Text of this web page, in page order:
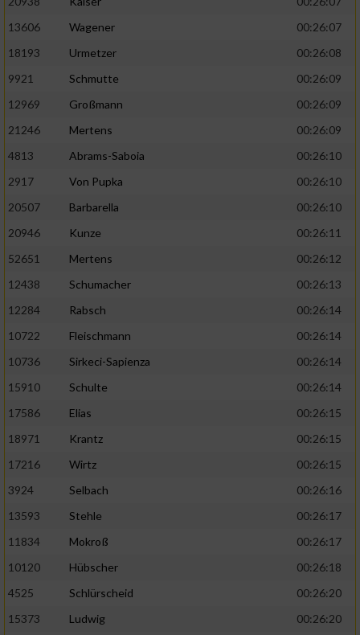
13606
Wagener
00:26:07
18193
Urmetzer
00:26:08
9921
Schmutte
00:26:09
12969
Großmann
00:26:09
21246
Mertens
00:26:09
4813
Abrams-Saboia
00:26:10
2917
Von Pupka
00:26:10
20507
Barbarella
00:26:10
20946
Kunze
00:26:11
52651
Mertens
00:26:12
12438
Schumacher
00:26:13
12284
Rabsch
00:26:14
10722
Fleischmann
00:26:14
10736
Sirkeci-Sapienza
00:26:14
15910
Schulte
00:26:14
17586
Elias
00:26:15
18971
Krantz
00:26:15
17216
Wirtz
00:26:15
3924
Selbach
00:26:16
13593
Stehle
00:26:17
11834
Mokroß
00:26:17
10120
Hübscher
00:26:18
4525
Schlürscheid
00:26:20
15373
Ludwig
00:26:20